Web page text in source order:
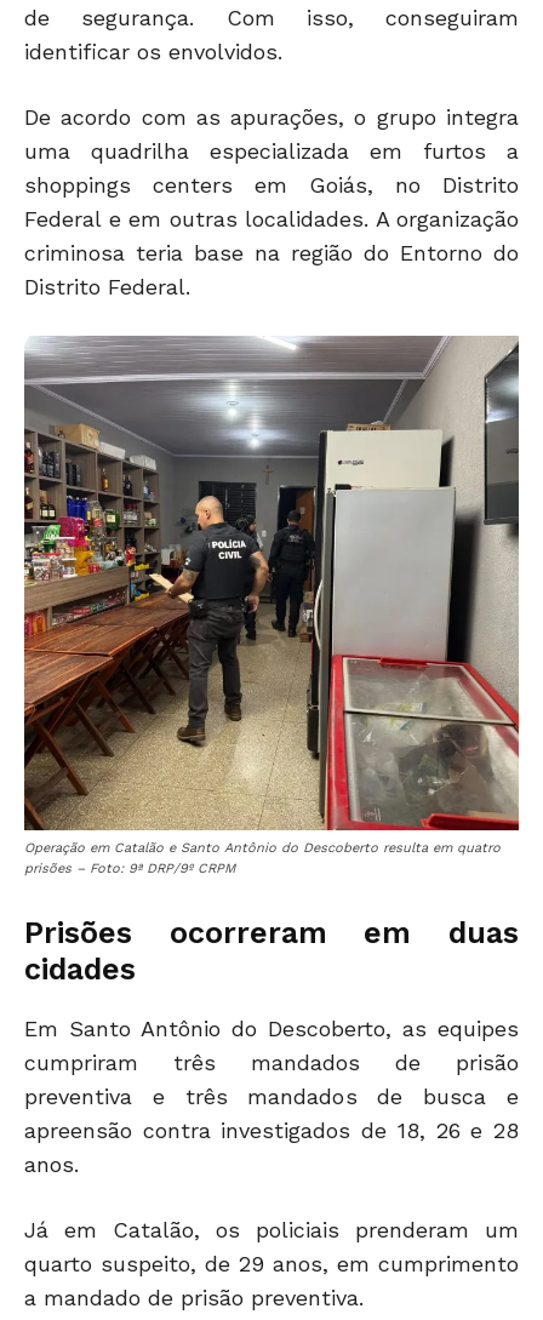
de segurança. Com isso, conseguiram
identificar os envolvidos.
De acordo com as apurações, o grupo integra
uma quadrilha especializada em furtos a
shoppings centers em Goiás, no Distrito
Federal e em outras localidades. A organização
criminosa teria base na região do Entorno do
Distrito Federal.
Operação em Catalão e Santo Antônio do Descoberto resulta em quatro
prisões – Foto: 9ª DRP/9º CRPM
Prisões ocorreram em duas
cidades
Em Santo Antônio do Descoberto, as equipes
cumpriram três mandados de prisão
preventiva e três mandados de busca e
apreensão contra investigados de 18, 26 e 28
anos.
Já em Catalão, os policiais prenderam um
quarto suspeito, de 29 anos, em cumprimento
a mandado de prisão preventiva.